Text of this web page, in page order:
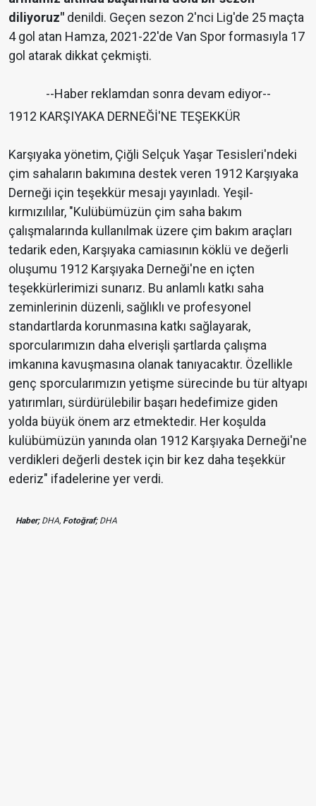
diliyoruz" denildi. Geçen sezon 2'nci Lig'de 25 maçta
4 gol atan Hamza, 2021-22'de Van Spor formasıyla 17
gol atarak dikkat çekmişti.
--Haber reklamdan sonra devam ediyor--
1912 KARŞIYAKA DERNEĞİ'NE TEŞEKKÜR
Karşıyaka yönetim, Çiğli Selçuk Yaşar Tesisleri'ndeki
çim sahaların bakımına destek veren 1912 Karşıyaka
Derneği için teşekkür mesajı yayınladı. Yeşil-
kırmızılılar, "Kulübümüzün çim saha bakım
çalışmalarında kullanılmak üzere çim bakım araçları
tedarik eden, Karşıyaka camiasının köklü ve değerli
oluşumu 1912 Karşıyaka Derneği'ne en içten
teşekkürlerimizi sunarız. Bu anlamlı katkı saha
zeminlerinin düzenli, sağlıklı ve profesyonel
standartlarda korunmasına katkı sağlayarak,
sporcularımızın daha elverişli şartlarda çalışma
imkanına kavuşmasına olanak tanıyacaktır. Özellikle
genç sporcularımızın yetişme sürecinde bu tür altyapı
yatırımları, sürdürülebilir başarı hedefimize giden
yolda büyük önem arz etmektedir. Her koşulda
kulübümüzün yanında olan 1912 Karşıyaka Derneği'ne
verdikleri değerli destek için bir kez daha teşekkür
ederiz" ifadelerine yer verdi.
Haber;DHA, Fotoğraf;DHA